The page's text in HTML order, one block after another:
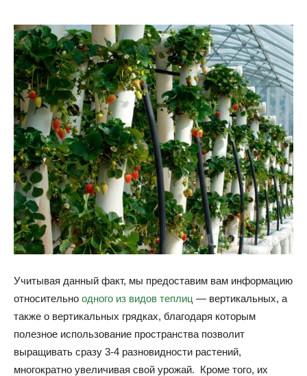
Учитывая данный факт, мы предоставим вам информацию
относительно одного из видов теплиц — вертикальных, а
также о вертикальных грядках, благодаря которым
полезное использование пространства позволит
выращивать сразу 3-4 разновидности растений,
многократно увеличивая свой урожай. Кроме того, их